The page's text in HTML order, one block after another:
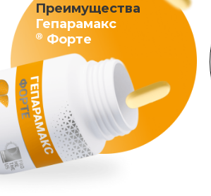
Преимущества
Гепарамакс
® Форте